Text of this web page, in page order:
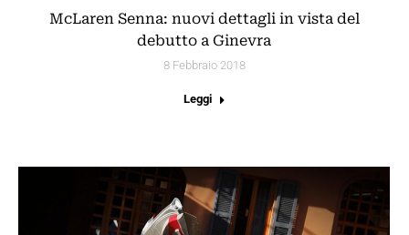
McLaren Senna: nuovi dettagli in vista del
debutto a Ginevra
8 Febbraio 2018
Leggi